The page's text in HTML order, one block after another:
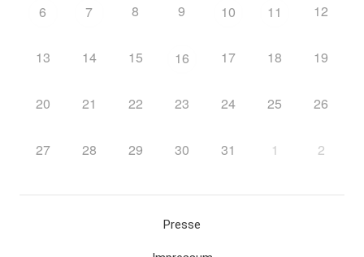
6 7 8 9 10 11 12
13 14 15 16 17 18 19
20 21 22 23 24 25 26
27 28 29 30 31 1 2
Presse